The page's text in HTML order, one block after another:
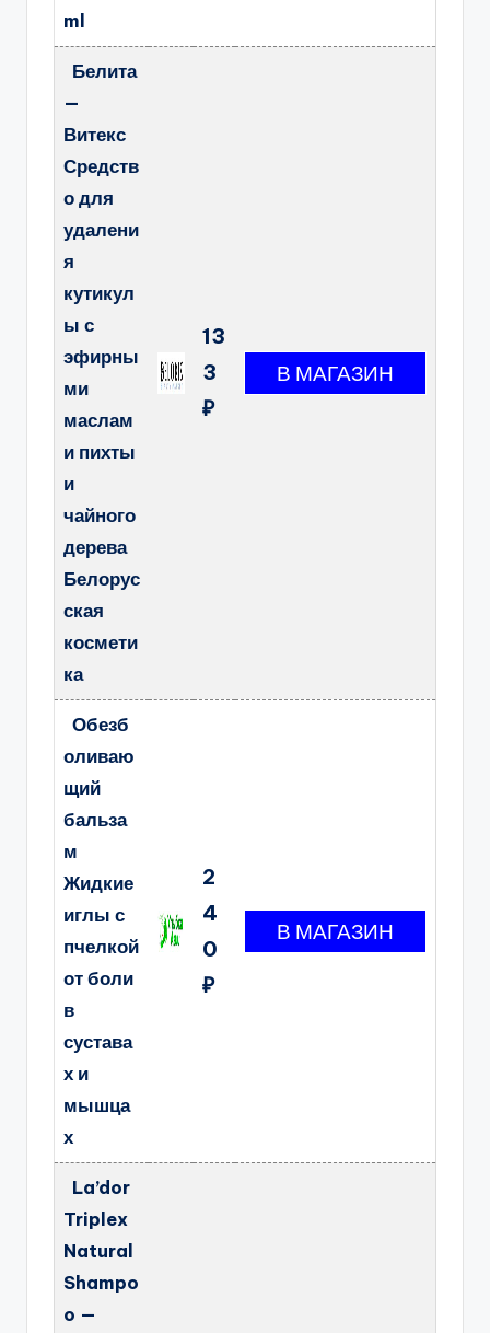
ml
Белита
—
Витекс
Средств
о для
удалени
я
кутикул
ы с
эфирны
ми
маслам
и пихты
и
чайного
дерева
Белорус
ская
космети
ка
13
3
₽
Обезб
оливаю
щий
бальза
м
Жидкие
иглы с
пчелкой
от боли
в
сустава
х и
мышца
х
2
4
0
₽
La’dor
Triplex
Natural
Shampo
o —